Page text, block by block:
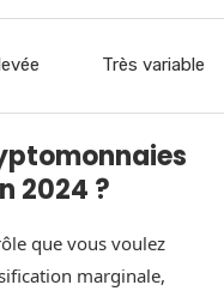
Très variable
2024 ?
que vous voulez
marginale,